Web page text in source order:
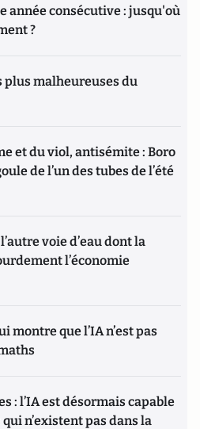
année consécutive : jusqu'où
?
plus malheureuses du
et du viol, antisémite : Boro
de l’un des tubes de l’été
voie d’eau dont la
l’économie
montre que l’IA n’est pas
: l’IA est désormais capable
n’existent pas dans la